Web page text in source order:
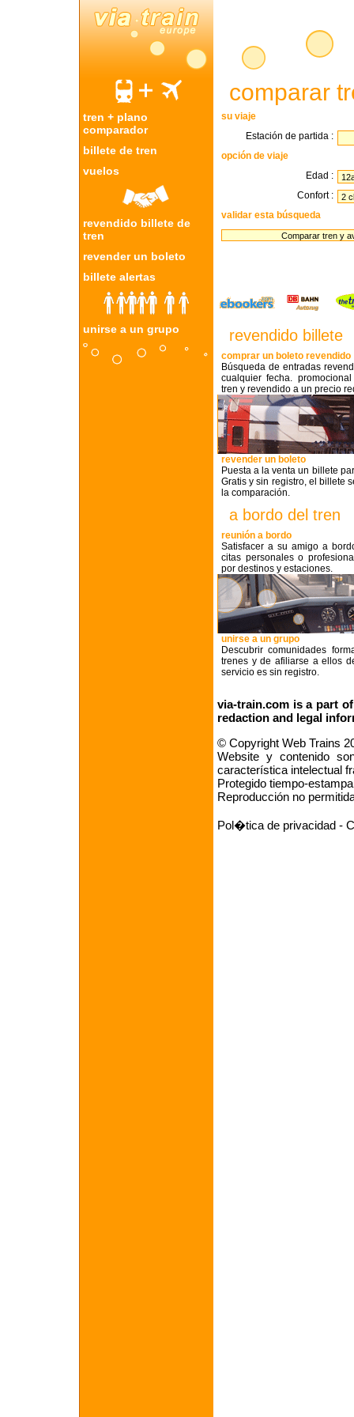
tren + plano
comparador
billete de tren
vuelos
revendido billete de
tren
revender un boleto
billete alertas
unirse a un grupo
comparar
su viaje
Estación de partida :
opción de viaje
Edad :
Confort :
validar esta búsqueda
revendido billete
comprar un boleto revendido
Búsqueda de entradas
cualquier fecha.
tren y revendido a un precio
revender un boleto
Puesta a la venta un billete
Gratis y sin registro, el billete
la comparación.
a bordo del tren
reunión a bordo
Satisfacer a su amigo a
citas personales o
por destinos y estaciones.
unirse a un grupo
Descubrir comunidades
trenes y de afiliarse a ellos
servicio es sin registro.
via-train.com is a part
redaction and legal
© Copyright Web Trains
Website y contenido
característica intelectual
Protegido tiempo-
Reproducción no
Pol�tica de privacidad -